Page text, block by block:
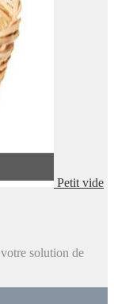
Petit vide
solution de